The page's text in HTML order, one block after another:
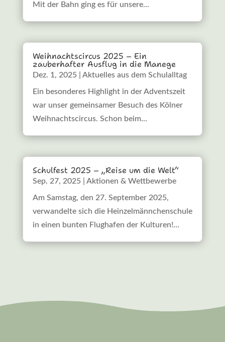
Mit der Bahn ging es für unsere...
Weihnachtscircus 2025 – Ein
zauberhafter Ausflug in die Manege
Dez. 1, 2025| Aktuelles aus dem Schulalltag
Ein besonderes Highlight in der Adventszeit
war unser gemeinsamer Besuch des Kölner
Weihnachtscircus. Schon beim...
Schulfest 2025 – „Reise um die Welt“
Sep. 27, 2025| Aktionen & Wettbewerbe
Am Samstag, den 27. September 2025,
verwandelte sich die Heinzelmännchenschule
in einen bunten Flughafen der Kulturen!...